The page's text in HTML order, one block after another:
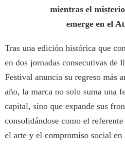
mientras el
emerge en el
Tras una edición histórica que
en dos jornadas consecutivas de
Festival anuncia su regreso más
año, la marca no solo suma una
capital, sino que expande sus
consolidándose como el
el arte y el compromiso social en